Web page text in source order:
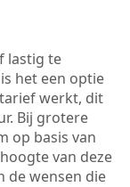
lastig te
het een optie
werkt, dit
Bij grotere
op basis van
van deze
de wensen die